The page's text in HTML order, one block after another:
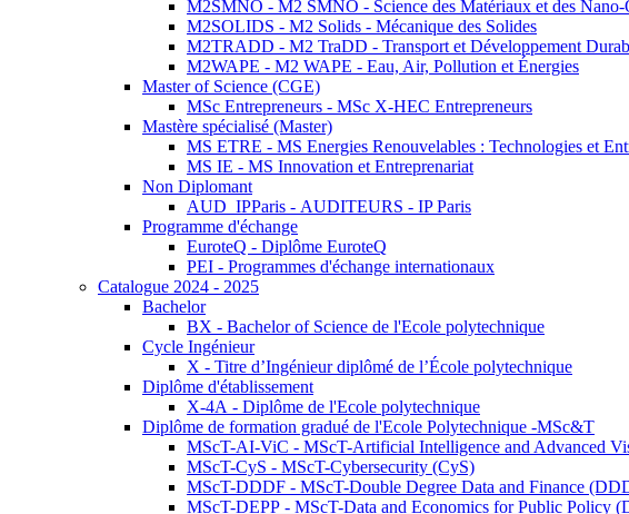
M2SMNO - M2 SMNO - Science des Matériaux et des Nano-
M2SOLIDS - M2 Solids - Mécanique des Solides
M2TRADD - M2 TraDD - Transport et Développement
M2WAPE - M2 WAPE - Eau, Air, Pollution et Énergies
Master of Science (CGE)
MSc Entrepreneurs - MSc X-HEC Entrepreneurs
Mastère spécialisé (Master)
MS ETRE - MS Energies Renouvelables : Technologies et
MS IE - MS Innovation et Entreprenariat
Non Diplomant
AUD_IPParis - AUDITEURS - IP Paris
Programme d'échange
EuroteQ - Diplôme EuroteQ
PEI - Programmes d'échange internationaux
Catalogue 2024 - 2025
Bachelor
BX - Bachelor of Science de l'Ecole polytechnique
Cycle Ingénieur
X - Titre d’Ingénieur diplômé de l’École polytechnique
Diplôme d'établissement
X-4A - Diplôme de l'Ecole polytechnique
Diplôme de formation gradué de l'Ecole Polytechnique -MSc&T
MScT-AI-ViC - MScT-Artificial Intelligence and Advanced
MScT-CyS - MScT-Cybersecurity (CyS)
MScT-DDDF - MScT-Double Degree Data and Finance
MScT-DEPP - MScT-Data and Economics for Public Policy